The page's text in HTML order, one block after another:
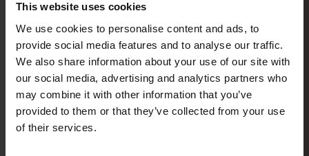
This website uses cookies
We use cookies to personalise content and ads, to
provide social media features and to analyse our traffic.
We also share information about your use of our site with
our social media, advertising and analytics partners who
may combine it with other information that you’ve
provided to them or that they’ve collected from your use
of their services.
Activa tu eSIM para
Kuwait en3 pasos
Listo en minutos, sin tarjeta SIM física.